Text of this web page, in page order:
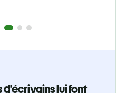
d'écrivains lui font